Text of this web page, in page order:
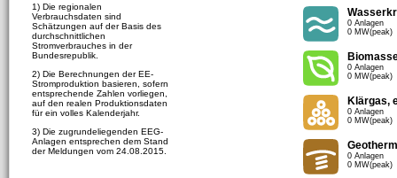
1) Die regionalen
Verbrauchsdaten sind
Schätzungen auf der Basis des
durchschnittlichen
Stromverbrauches in der
Bundesrepublik.
2) Die Berechnungen der EE-
Stromproduktion basieren, sofern
entsprechende Zahlen vorliegen,
auf den realen Produktionsdaten
für ein volles Kalenderjahr.
3) Die zugrundeliegenden EEG-
Anlagen entsprechen dem Stand
der Meldungen vom 24.08.2015.
0 Anlagen
0 MW(peak)
0 Anlagen
0 MW(peak)
Klärgas,
0 Anlagen
0 MW(peak)
0 Anlagen
0 MW(peak)